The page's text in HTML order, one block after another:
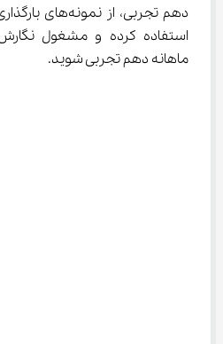
دهم تجربی، از
ماهانه دهم تجربی شوید.